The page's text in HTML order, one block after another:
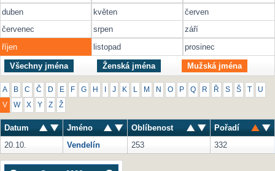
duben
květen
červen
červenec
srpen
září
říjen
listopad prosinec
Všechny jména Ženská jména Mužská jména
A B C Č D E F G H J K M N O P Q R Ř S Š U
V W X Y Z Ž
Datum Jméno Oblíbenost
Pořadí
20.10.
Vendelín 253 332